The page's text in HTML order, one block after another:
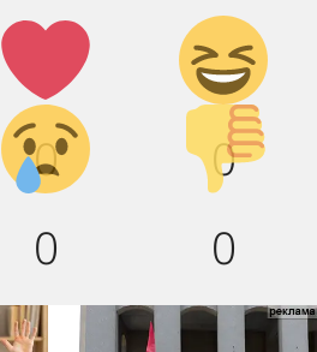
Лайк!
0
Дикий
смех!
0
Грусть :(
0
Палец
вниз!
0